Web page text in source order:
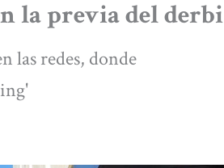
la previa del derbi
las redes, donde